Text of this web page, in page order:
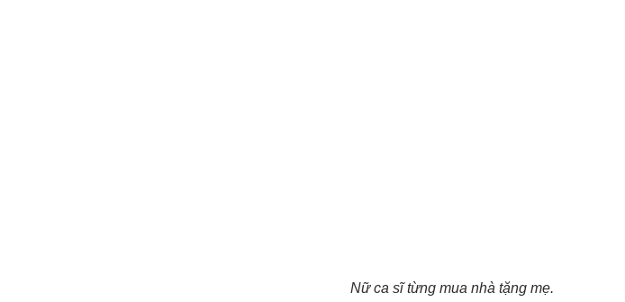
Nữ ca sĩ từng mua nhà tặng mẹ.